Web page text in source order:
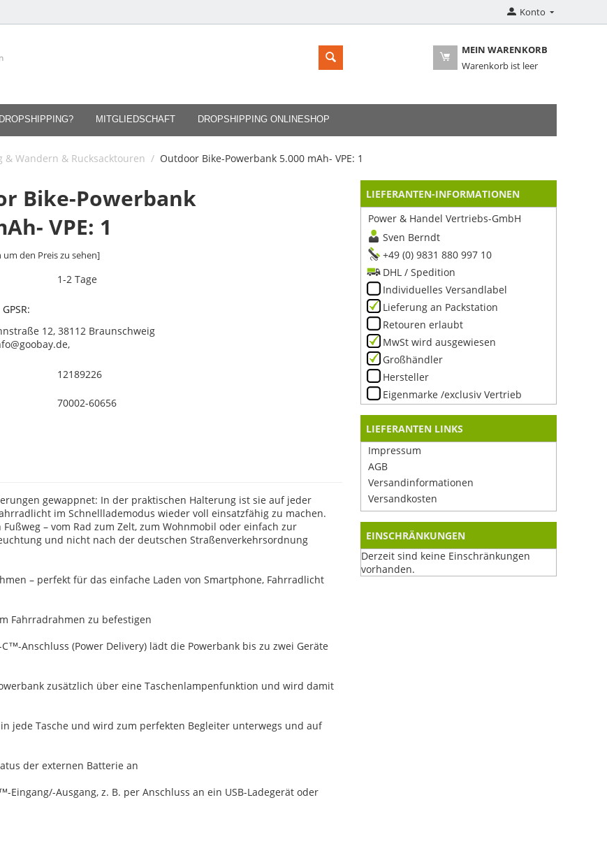
Konto
MEIN WARENKORB
Warenkorb ist leer
MITGLIEDSCHAFT DROPSHIPPING ONLINESHOP
& Wandern & Rucksacktouren / Outdoor Bike-Powerbank 5.000 mAh- VPE: 1
Bike-Powerbank
VPE: 1
den Preis zu sehen]
1-2 Tage
12, 38112 Braunschweig
12189226
70002-60656
gewappnet: In der praktischen Halterung ist sie auf jeder
im Schnelllademodus wieder voll einsatzfähig zu machen.
– vom Rad zum Zelt, zum Wohnmobil oder einfach zur
und nicht nach der deutschen Straßenverkehrsordnung
– perfekt für das einfache Laden von Smartphone, Fahrradlicht
Fahrradrahmen zu befestigen
Anschluss (Power Delivery) lädt die Powerbank bis zu zwei Geräte
zusätzlich über eine Taschenlampenfunktion und wird damit
jede Tasche und wird zum perfekten Begleiter unterwegs und auf
der externen Batterie an
Ausgang, z. B. per Anschluss an ein USB-Ladegerät oder
LIEFERANTEN-INFORMATIONEN
Power & Handel Vertriebs-GmbH
Sven Berndt
+49 (0) 9831 880 997 10
DHL / Spedition
Individuelles Versandlabel
Lieferung an Packstation
Retouren erlaubt
MwSt wird ausgewiesen
Großhändler
Hersteller
Eigenmarke /exclusiv Vertrieb
LIEFERANTEN LINKS
Impressum
AGB
Versandinformationen
Versandkosten
EINSCHRÄNKUNGEN
Derzeit sind keine Einschränkungen
vorhanden.